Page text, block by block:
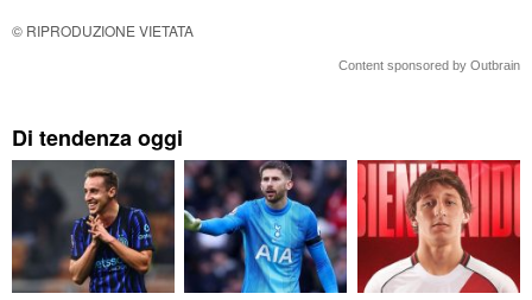
© RIPRODUZIONE VIETATA
Content sponsored by Outbrain
Di tendenza oggi